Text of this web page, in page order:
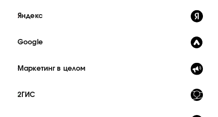
Яндекс
Google
Маркетинг в целом
2ГИС